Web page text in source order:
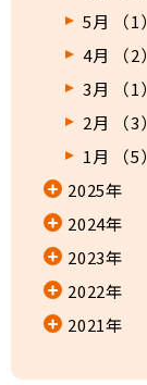
5月 （1）
4月 （2）
3月 （1）
2月 （3）
1月 （5）
2025年
2024年
2023年
2022年
2021年